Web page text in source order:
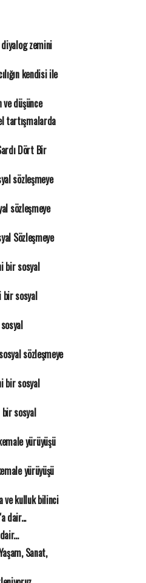
zemini
kendisi ile
düşünce
tartışmalarda
Dört Bir
sözleşmeye
sözleşmeye
Sözleşmeye
bir sosyal
bir sosyal
sözleşmeye
bir sosyal
sosyal
yürüyüşü
yürüyüşü
ve kulluk bilinci
dair...
Sanat,